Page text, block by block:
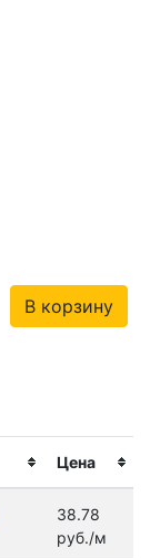
Цена
38.78
руб./м
В корзину